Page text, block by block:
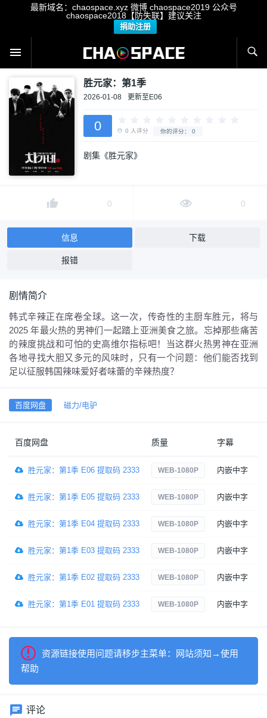
最新域名：chaospace.xyz 微博 chaospace2019 公众号
chaospace2018【防失联】建议关注
捐助注册
胜元家：第1季
2026-01-08 更新至E06
0
剧集《胜元家》
0 0
信息 下载
报错
剧情简介
韩式辛辣正在席卷全球。这一次，传奇性的主厨车胜元，将与
2025 年最火热的男神们一起踏上亚洲美食之旅。忘掉那些痛苦
的辣度挑战和可怕的史高维尔指标吧！当这群火热男神在亚洲
各地寻找大胆又多元的风味时，只有一个问题：他们能否找到
足以征服韩国辣味爱好者味蕾的辛辣热度？
百度网盘 磁力/电驴
百度网盘 质量 字幕
胜元家：第1季 E06 提取码 2333 WEB-1080P 内嵌中字
胜元家：第1季 E05 提取码 2333 WEB-1080P 内嵌中字
胜元家：第1季 E04 提取码 2333 WEB-1080P 内嵌中字
胜元家：第1季 E03 提取码 2333 WEB-1080P 内嵌中字
胜元家：第1季 E02 提取码 2333 WEB-1080P 内嵌中字
胜元家：第1季 E01 提取码 2333 WEB-1080P 内嵌中字
资源链接使用问题请移步主菜单：网站须知→使用
帮助
评论